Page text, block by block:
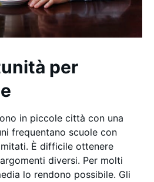
per
in piccole città con una
frequentano scuole con
È difficile ottenere
diversi. Per molti
lo rendono possibile. Gli